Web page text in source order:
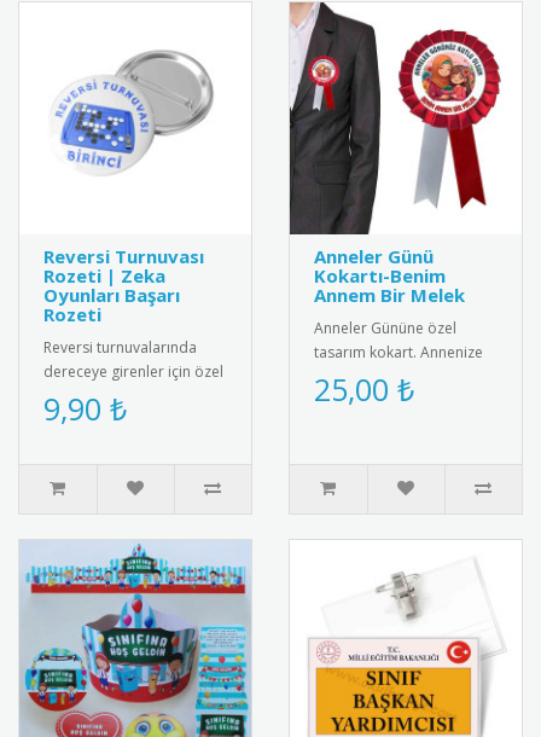
Reversi Turnuvası
Rozeti | Zeka
Oyunları Başarı
Rozeti
Reversi turnuvalarında
dereceye girenler için özel
tasarım rozet. Strateji ve
zeka oyunları başarısı..
9,90 ₺
Anneler Günü
Kokartı-Benim
Annem Bir Melek
Anneler Gününe özel
tasarım kokart. Annenize
sevginizi göstermek için
harika bir hediye
25,00 ₺